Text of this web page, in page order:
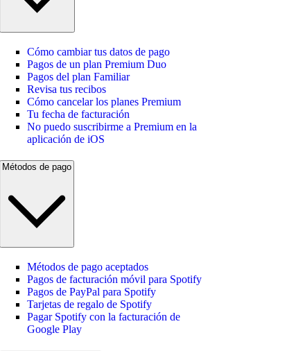
Cómo cambiar tus datos de pago
Pagos de un plan Premium Duo
Pagos del plan Familiar
Revisa tus recibos
Cómo cancelar los planes Premium
Tu fecha de facturación
No puedo suscribirme a Premium en la
aplicación de iOS
Métodos de pago aceptados
Pagos de facturación móvil para Spotify
Pagos de PayPal para Spotify
Tarjetas de regalo de Spotify
Pagar Spotify con la facturación de
Google Play